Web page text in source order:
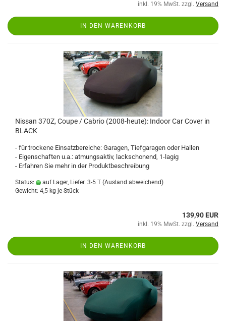
inkl. 19% MwSt. zzgl. Versand
IN DEN WARENKORB
Nissan 370Z, Coupe / Cabrio (2008-heute): Indoor Car Cover in
BLACK
- für trockene Einsatzbereiche: Garagen, Tiefgaragen oder Hallen
- Eigenschaften u.a.: atmungsaktiv, lackschonend, 1-lagig
- Erfahren Sie mehr in der Produktbeschreibung
Status: auf Lager, Liefer. 3-5 T (Ausland abweichend)
Gewicht: 4,5 kg je Stück
139,90 EUR
inkl. 19% MwSt. zzgl. Versand
IN DEN WARENKORB